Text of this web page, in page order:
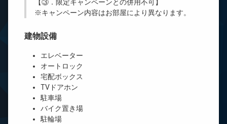
【③．限定キャンペーンとの併用不可】
※キャンペーン内容はお部屋により異なります。
建物設備
エレベーター
オートロック
宅配ボックス
TVドアホン
駐車場
バイク置き場
駐輪場